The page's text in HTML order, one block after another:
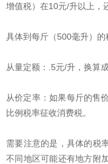
增值税）在10元/升以上，
具体到每斤（500毫升）的
从量定额：.5元/升，换算
从价定率：如果每斤的售
比例税率征收消费税。
需要注意的是，具体的税
不同地区可能还有地方附